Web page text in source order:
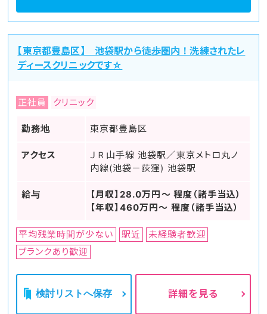
【東京都豊島区】 池袋駅から徒歩圏内！洗練されたレ
ディースクリニックです☆
正社員 クリニック
勤務地 東京都豊島区
アクセス
ＪＲ山手線 池袋駅／東京メトロ丸ノ
内線(池袋－荻窪) 池袋駅
給与
【月収】28.0万円～ 程度（諸手当込）
【年収】460万円～ 程度（諸手当込）
平均残業時間が少ない 駅近
未経験者歓迎
ブランクあり歓迎
検討リストへ保存 詳細を見る